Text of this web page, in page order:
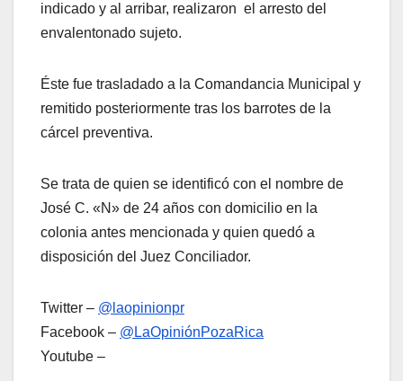
indicado y al arribar, realizaron el arresto del
envalentonado sujeto.
Éste fue trasladado a la Comandancia Municipal y
remitido posteriormente tras los barrotes de la
cárcel preventiva.
Se trata de quien se identificó con el nombre de
José C. «N» de 24 años con domicilio en la
colonia antes mencionada y quien quedó a
disposición del Juez Conciliador.
Twitter – @laopinionpr
Facebook – @LaOpiniónPozaRica
Youtube –